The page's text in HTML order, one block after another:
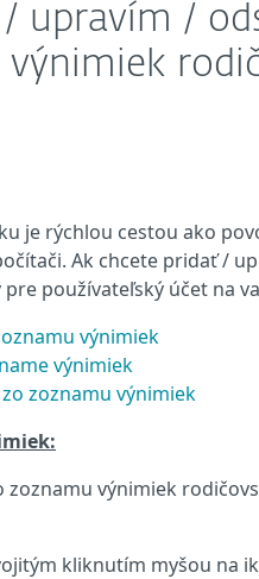
/ upravím /
je rýchlou cestou ako
Ak chcete pridať /
používateľský účet na
výnimiek
výnimiek
zoznamu výnimiek
výnimiek
kliknutím myšou na